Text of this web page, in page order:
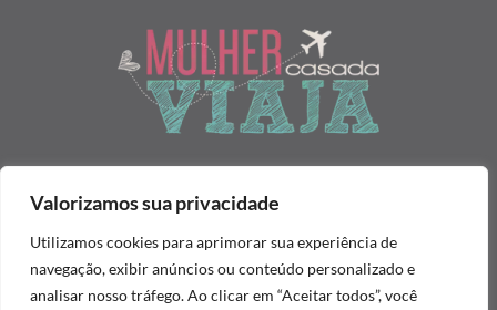
Valorizamos sua privacidade
Utilizamos cookies para aprimorar sua experiência de
navegação, exibir anúncios ou conteúdo personalizado e
analisar nosso tráfego. Ao clicar em “Aceitar todos”, você
Home Sobre Política de Privacidade
É proibida qualquer reprodução de textos, integral ou
parcialmente, e imagens contidas neste blog, em qualquer meio de
comunicação, sem prévia consulta e autorização. Conteúdo